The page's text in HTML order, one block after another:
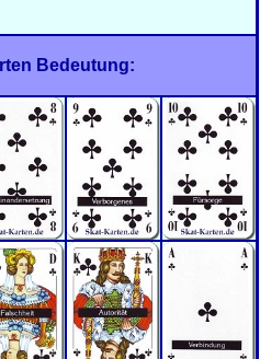
Bedeutung: